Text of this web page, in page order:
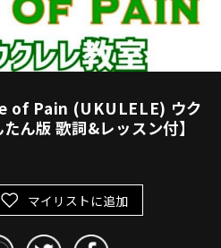
Pain (UKULELE) ウク
ん版 歌詞&レッスン付】
マイリストに追加